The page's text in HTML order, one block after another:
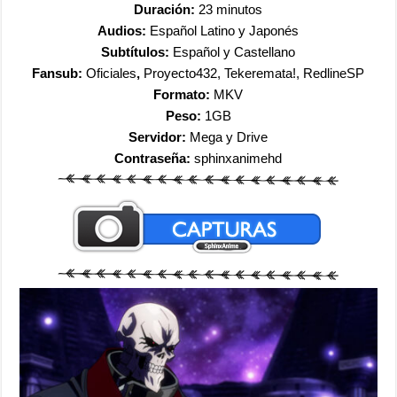
Duración: 23 minutos
Audios: Español Latino y Japonés
Subtítulos: Español y Castellano
Fansub:Oficiales, Proyecto432, Tekeremata!, RedlineSP
Formato: MKV
Peso: 1GB
Servidor: Mega y Drive
Contraseña:sphinxanimehd